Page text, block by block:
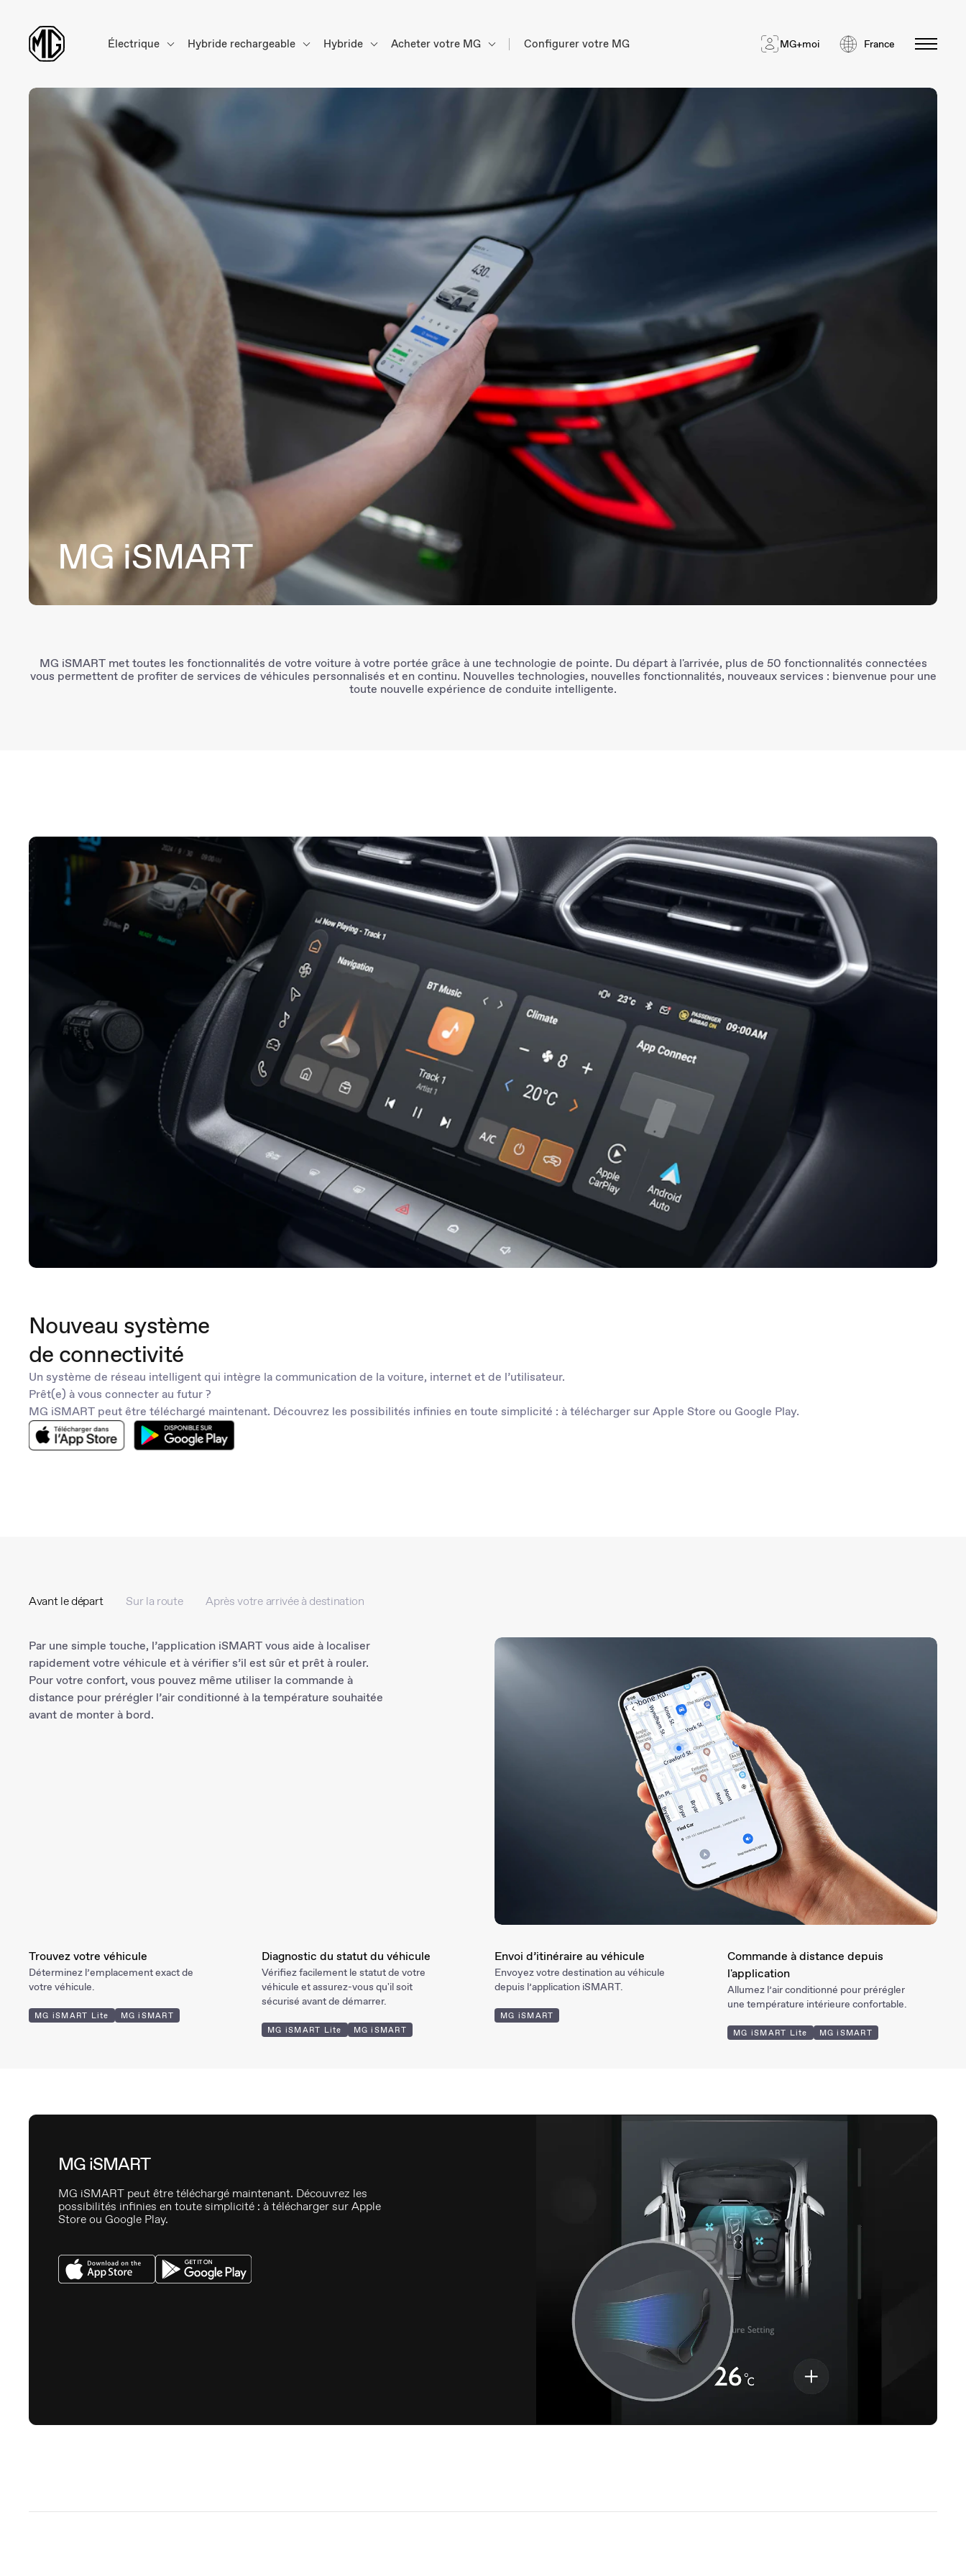
Électrique Hybride rechargeable Hybride Acheter votre MG Configurer votre MG MG+moi France
MGiSMART
MG iSMARTmet toutes les fonctionnalités de votre voiture à votre portée grâce à une technologie de pointe. Du départ à l'arrivée, plus de 50 fonctionnalités connectées
vous permettent de profiter de services de véhicules personnalisés et en continu. Nouvelles technologies, nouvelles fonctionnalités, nouveaux services : bienvenue pour une
toute nouvelle expérience de conduite intelligente.
Nouveau système
de connectivité
Un système de réseau intelligent qui intègre la communication de la voiture, internet et de l’utilisateur.
Prêt(e) à vous connecter au futur ?
MG iSMART peut être téléchargé maintenant. Découvrez les possibilités infinies en toute simplicité : à télécharger sur Apple Store ou Google Play.
Avant le départ Sur la route Après votre arrivée à destination
Par une simple touche, l’application iSMART vous aide à localiser
rapidement votre véhicule et à vérifier s’il est sûr et prêt à rouler.
Pour votre confort, vous pouvez même utiliser la commande à
distance pour prérégler l’air conditionné à la température souhaitée
avant de monter à bord.
Trouvez votre véhicule
Déterminez l’emplacement exact de
votre véhicule.
MG iSMART Lite MG iSMART
Diagnostic du statut du véhicule
Vérifiez facilement le statut de votre
véhicule et assurez-vous qu'il soit
sécurisé avant de démarrer.
MG iSMART Lite MG iSMART
Envoi d’itinéraire au véhicule
Envoyez votre destination au véhicule
depuis l’application iSMART.
MG iSMART
Commande à distance depuis
l'application
Allumez l’air conditionné pour prérégler
une température intérieure confortable.
MG iSMART Lite MG iSMART
MG iSMART
MG iSMART peut être téléchargé maintenant. Découvrez les
possibilités infinies en toute simplicité : à télécharger sur Apple
Store ou Google Play.